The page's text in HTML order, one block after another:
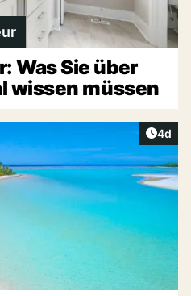
Was Sie über
wissen müssen
4d